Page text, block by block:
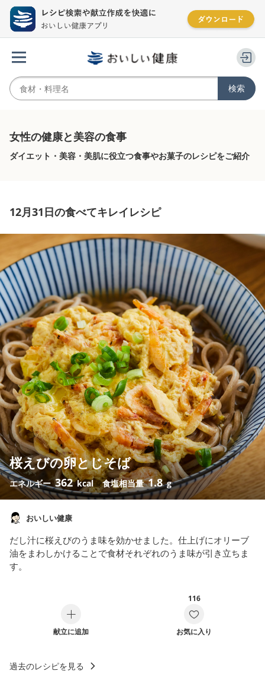
女性の健康と美容の食事
ダイエット・美容・美肌に役立つ食事やお菓子のレシピをご紹介
12月31日の食べてキレイレシピ
桜えびの卵とじそば
エネルギー362 kcal 食塩相当量1.8 g
おいしい健康
だし汁に桜えびのうま味を効かせました。仕上げにオリーブ
油をまわしかけることで食材それぞれのうま味が引き立ちま
す。
献立に追加
116
お気に入り
過去のレシピを見る